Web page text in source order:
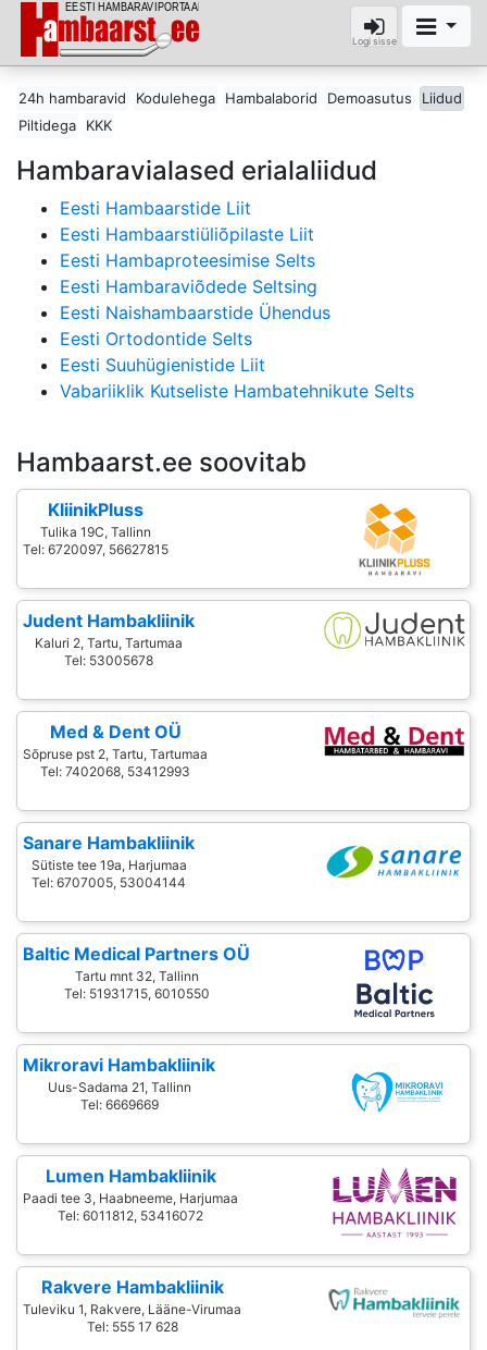
Logi sisse
24h hambaravid Kodulehega Hambalaborid Demoasutus
Liidud
Piltidega
KKK
Hambaravialased erialaliidud
Eesti Hambaarstide Liit
Eesti Hambaarstiüliõpilaste Liit
Eesti Hambaproteesimise Selts
Eesti Hambaraviõdede Seltsing
Eesti Naishambaarstide Ühendus
Eesti Ortodontide Selts
Eesti Suuhügienistide Liit
Vabariiklik Kutseliste Hambatehnikute Selts
Hambaarst.ee soovitab
KliinikPluss
Tulika 19C, Tallinn
Tel: 6720097, 56627815
Judent Hambakliinik
Kaluri 2, Tartu, Tartumaa
Tel: 53005678
Med & Dent OÜ
Sõpruse pst 2, Tartu, Tartumaa
Tel: 7402068, 53412993
Sanare Hambakliinik
Sütiste tee 19a, Harjumaa
Tel: 6707005, 53004144
Baltic Medical Partners OÜ
Tartu mnt 32, Tallinn
Tel: 51931715, 6010550
Mikroravi Hambakliinik
Uus-Sadama 21, Tallinn
Tel: 6669669
Lumen Hambakliinik
Paadi tee 3, Haabneeme, Harjumaa
Tel: 6011812, 53416072
Rakvere Hambakliinik
Tuleviku 1, Rakvere, Lääne-Virumaa
Tel: 555 17 628